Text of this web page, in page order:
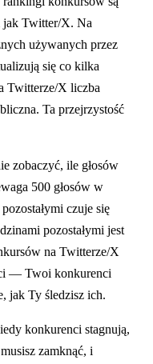
jak Twitter/X. Na
używanych przez
się co kilka
Twitterze/X liczba
Ta przejrzystość
zobaczyć, ile głosów
500 głosów w
czuje się
pozostałymi jest
na Twitterze/X
— Twoi konkurenci
jak Ty śledzisz ich.
konkurenci stagnują,
zamknąć, i